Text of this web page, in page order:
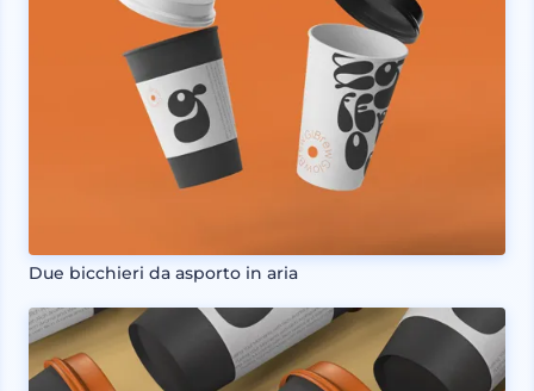
Due bicchieri da asporto in aria